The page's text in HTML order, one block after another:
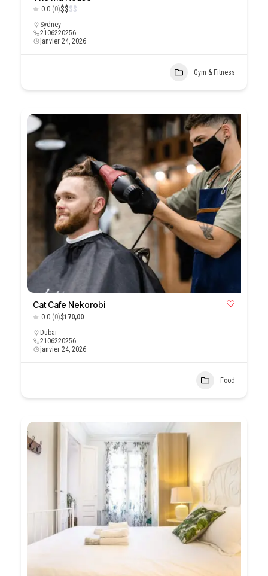
0.0 (0)$$$$
Sydney
2106220256
janvier 24, 2026
Gym & Fitness
Cat Cafe Nekorobi
0.0 (0)$170,00
Dubai
2106220256
janvier 24, 2026
Food